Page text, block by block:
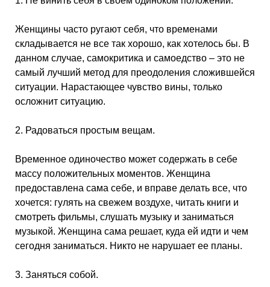
Женщины часто ругают себя, что временами
складывается не все так хорошо, как хотелось бы. В
данном случае, самокритика и самоедство – это не
самый лучший метод для преодоления сложившейся
ситуации. Нарастающее чувство вины, только
осложнит ситуацию.
2. Радоваться простым вещам.
Временное одиночество может содержать в себе
массу положительных моментов. Женщина
предоставлена сама себе, и вправе делать все, что
хочется: гулять на свежем воздухе, читать книги и
смотреть фильмы, слушать музыку и заниматься
музыкой. Женщина сама решает, куда ей идти и чем
сегодня заниматься. Никто не нарушает ее планы.
3. Заняться собой.